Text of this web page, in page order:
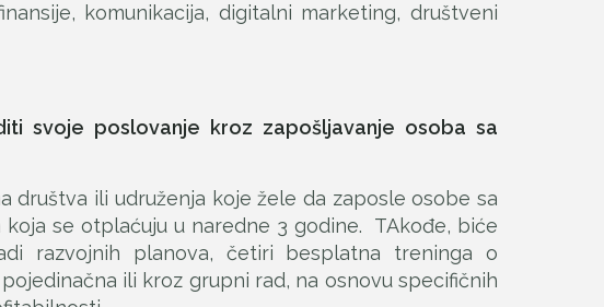
komunikacija, digitalni marketing, društveni
svoje poslovanje kroz zapošljavanje osoba sa
društva ili udruženja koje žele da zaposle osobe sa
se otplaćuju u naredne 3 godine. TAkođe, biće
razvojnih planova, četiri besplatna treninga o
ili kroz grupni rad, na osnovu specifičnih